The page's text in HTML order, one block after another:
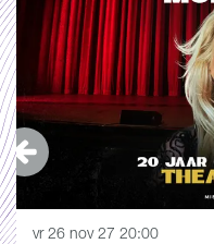
vr 26 nov 27 20:00